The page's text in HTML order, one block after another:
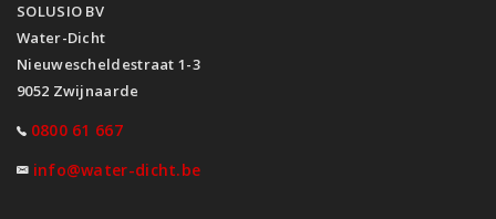
SOLUSIO BV
Water-Dicht
Nieuwescheldestraat 1-3
9052 Zwijnaarde
0800 61 667
info@water-dicht.be